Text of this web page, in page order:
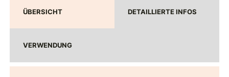
ÜBERSICHT DETAILLIERTE INFOS
VERWENDUNG